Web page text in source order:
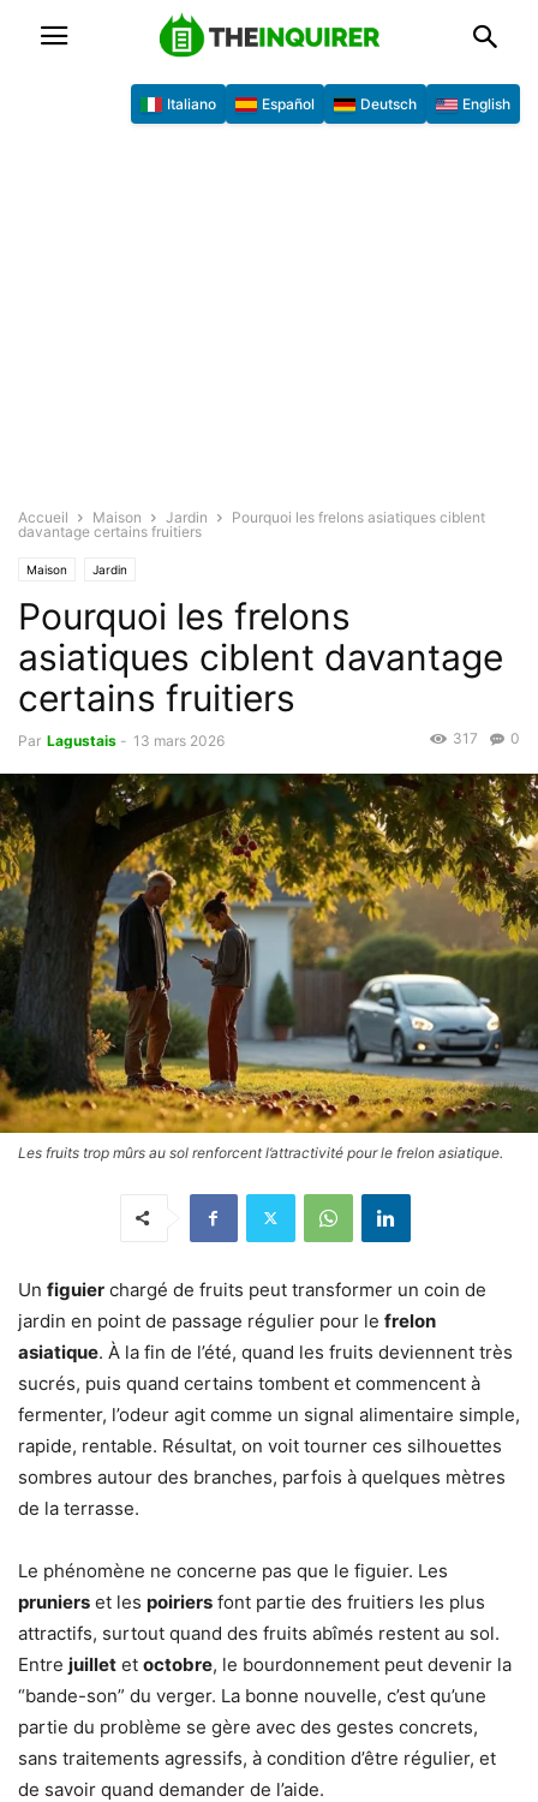
Accueil Maison Jardin
Pourquoi les frelons asiatiques ciblent
davantage certains fruitiers
Maison Jardin
Pourquoi les frelons
asiatiques ciblent davantage
certains fruitiers
Par Lagustais - 13 mars 2026 0
317
Les fruits trop mûrs au sol renforcent l’attractivité pour le frelon asiatique.
Un figuier chargé de fruits peut transformer un coin de
jardin en point de passage régulier pour le frelon
asiatique. À la fin de l’été, quand les fruits deviennent très
sucrés, puis quand certains tombent et commencent à
fermenter, l’odeur agit comme un signal alimentaire simple,
rapide, rentable. Résultat, on voit tourner ces silhouettes
sombres autour des branches, parfois à quelques mètres
de la terrasse.
Le phénomène ne concerne pas que le figuier. Les
pruniers et les poiriers font partie des fruitiers les plus
attractifs, surtout quand des fruits abîmés restent au sol.
Entre juillet et octobre, le bourdonnement peut devenir la
“bande-son” du verger. La bonne nouvelle, c’est qu’une
partie du problème se gère avec des gestes concrets,
sans traitements agressifs, à condition d’être régulier, et
de savoir quand demander de l’aide.
Italiano Español Deutsch English